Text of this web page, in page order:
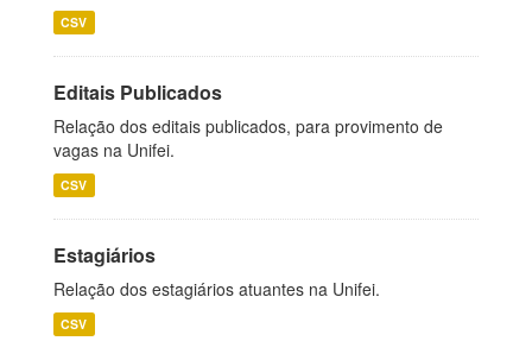
CSV
Editais Publicados
Relação dos editais publicados, para provimento de
vagas na Unifei.
CSV
Estagiários
Relação dos estagiários atuantes na Unifei.
CSV